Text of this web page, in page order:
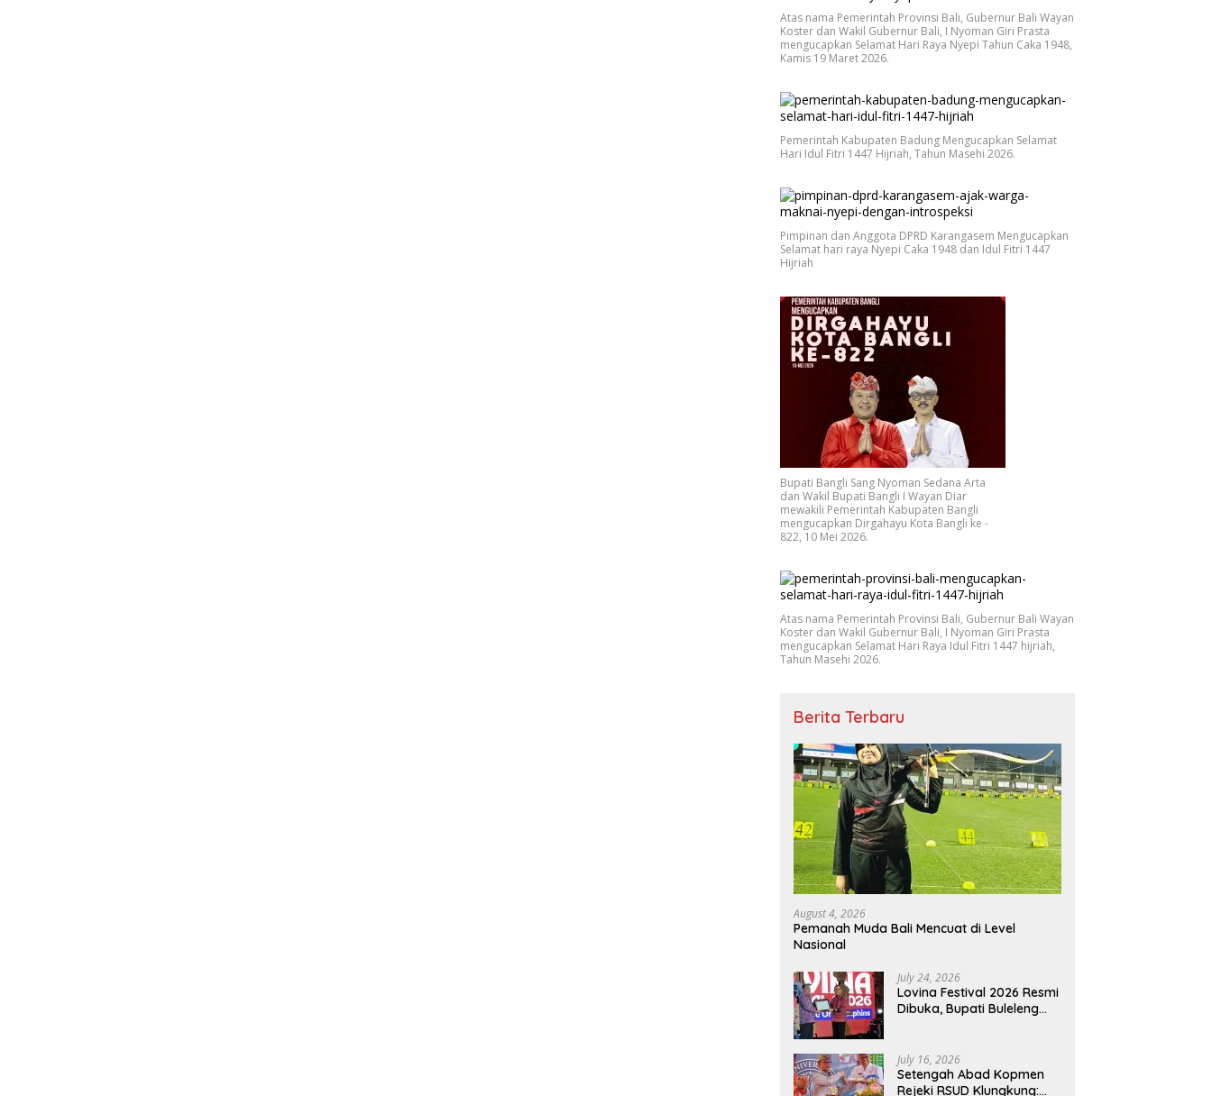
Atas nama Pemerintah Provinsi Bali, Gubernur Bali Wayan
Koster dan Wakil Gubernur Bali, I Nyoman Giri Prasta
mengucapkan Selamat Hari Raya Nyepi Tahun Caka 1948,
Kamis 19 Maret 2026.
Pemerintah Kabupaten Badung Mengucapkan Selamat
Hari Idul Fitri 1447 Hijriah, Tahun Masehi 2026.
Pimpinan dan Anggota DPRD Karangasem Mengucapkan
Selamat hari raya Nyepi Caka 1948 dan Idul Fitri 1447
Hijriah
Bupati Bangli Sang Nyoman Sedana Arta
dan Wakil Bupati Bangli I Wayan Diar
mewakili Pemerintah Kabupaten Bangli
mengucapkan Dirgahayu Kota Bangli ke -
822, 10 Mei 2026.
Atas nama Pemerintah Provinsi Bali, Gubernur Bali Wayan
Koster dan Wakil Gubernur Bali, I Nyoman Giri Prasta
mengucapkan Selamat Hari Raya Idul Fitri 1447 hijriah,
Tahun Masehi 2026.
Berita Terbaru
August 4, 2026
Pemanah Muda Bali Mencuat di Level
Nasional
July 24, 2026
Lovina Festival 2026 Resmi
Dibuka, Bupati Buleleng
July 16, 2026
Setengah Abad Kopmen
Rejeki RSUD Klungkung: